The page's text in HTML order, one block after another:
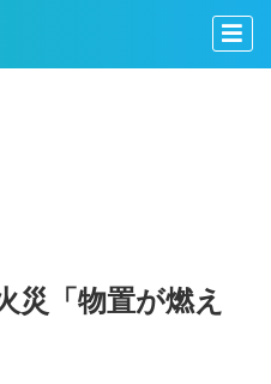
災「物置が燃え